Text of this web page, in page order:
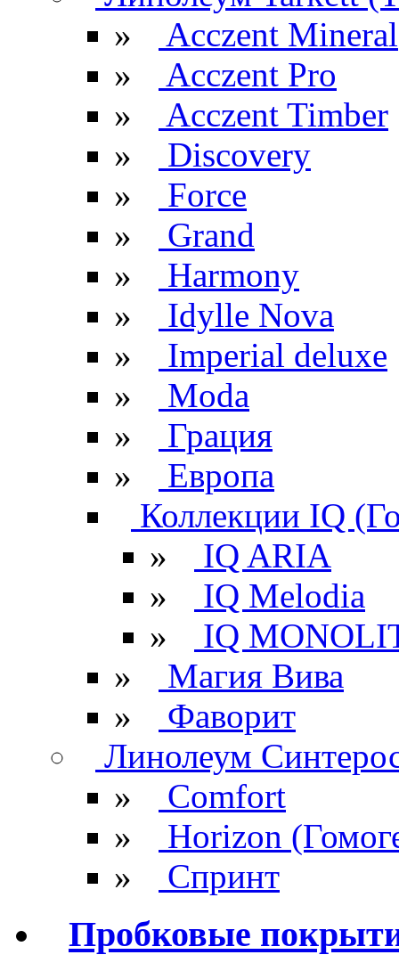
»
Acczent Mineral
»
Acczent Pro
»
Acczent Timber
»
Discovery
»
Force
»
Grand
»
Harmony
»
Idylle Nova
»
Imperial deluxe
»
Moda
»
Грация
»
Европа
Коллекции IQ
»
IQ ARIA
»
IQ Melodia
»
IQ
»
Магия Вива
»
Фаворит
Линолеум
»
Comfort
»
Horizon
»
Спринт
Пробковые